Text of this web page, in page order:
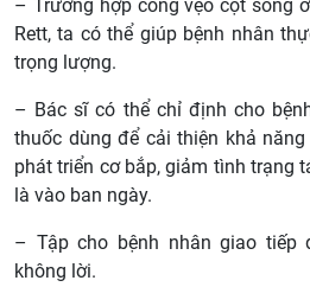
– Trường hợp cong vẹo cột sống
Rett, ta có thể giúp bệnh nhân
trọng lượng.
– Bác sĩ có thể chỉ định cho
thuốc dùng để cải thiện khả
phát triển cơ bắp, giảm tình trạng
là vào ban ngày.
– Tập cho bệnh nhân giao tiếp
không lời.